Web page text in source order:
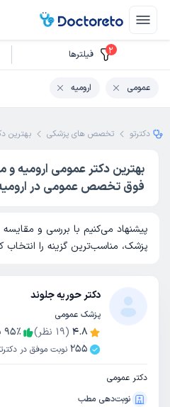
دکترتو تخصص های پزشکی بهترین
بهترین دکتر عمومی ارومیه
فوق تخصص عمومی در
پیشنهاد می‌کنیم با بررسی و
پزشک، مناسب‌ترین گزینه را انتخاب
دکتر حوریه جلوند
پزشک عمومی
4.8
(
19 نظر) 95٪
255 نوبت موفق در
دکتر عمومی
نوبت‌دهی مطب
2 فیلتر‌ها
عمومی ارومیه